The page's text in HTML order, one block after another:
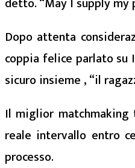
Dopo attenta
coppia felice parlato su
sicuro insieme , “il
Il miglior matchmaking
reale intervallo entro
processo.